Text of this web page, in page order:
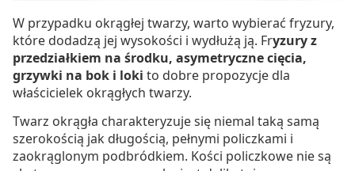
W przypadku okrągłej twarzy, warto wybierać fryzury,
które dodadzą jej wysokości i wydłużą ją. Fryzury z
przedziałkiem na środku, asymetryczne cięcia,
grzywki na bok i loki to dobre propozycje dla
właścicielek okrągłych twarzy.
Twarz okrągła charakteryzuje się niemal taką samą
szerokością jak długością, pełnymi policzkami i
zaokrąglonym podbródkiem. Kości policzkowe nie są